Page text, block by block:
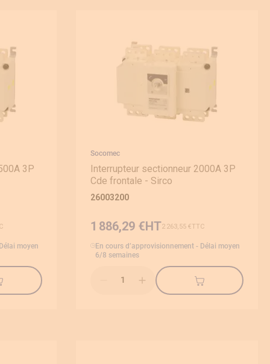
3P
moyen
Socomec
Interrupteur sectionneur 2000A 3P
Cde frontale - Sirco
26003200
2 263,55 €
1 886,29 €
En cours d’approvisionnement - Délai moyen
6/8 semaines